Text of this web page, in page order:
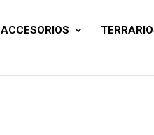
ACCESORIOS
productos